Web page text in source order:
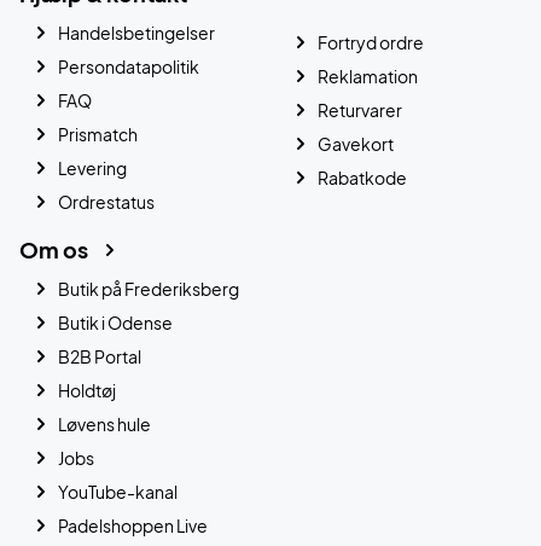
Handelsbetingelser
Persondatapolitik
FAQ
Prismatch
Levering
Ordrestatus
Fortryd ordre
Reklamation
Returvarer
Gavekort
Rabatkode
Om os
Butik på Frederiksberg
Butik i Odense
B2B Portal
Holdtøj
Løvens hule
Jobs
YouTube-kanal
Padelshoppen Live